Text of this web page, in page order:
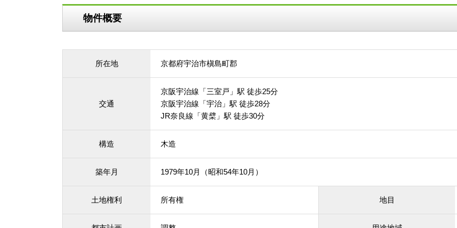
物件概要
所在地 京都府宇治市槇島町郡
交通
京阪宇治線「三室戸」駅 徒歩25分
京阪宇治線「宇治」駅 徒歩28分
JR奈良線「黄檗」駅 徒歩30分
構造 木造
築年月 1979年10月（昭和54年10月）
土地権利 所有権 地目